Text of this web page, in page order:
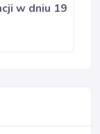
w dniu 19